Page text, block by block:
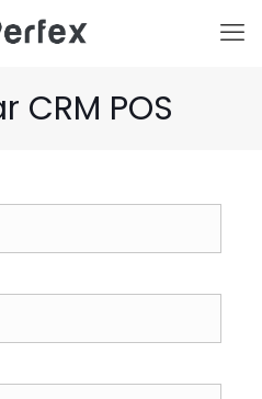
CRM POS